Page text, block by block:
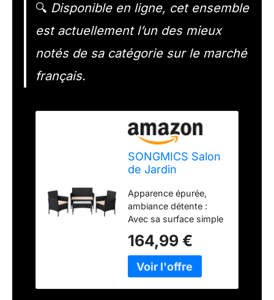
🔍 Disponible en ligne, cet ensemble
est actuellement l’un des mieux
notés de sa catégorie sur le marché
français.
SONGMICS Salon
de Jardin
en Résine
Tressée PE, pour
Patio, Balcon, 1
Table, 2 Fauteuils
de Jardin et 1
Banquette
Extérieure 2
Apparence épurée,
ambiance détente :
Avec sa surface simple
associée à des pieds
en métal robustes, ce
salon de jardin crée un
164,99 €